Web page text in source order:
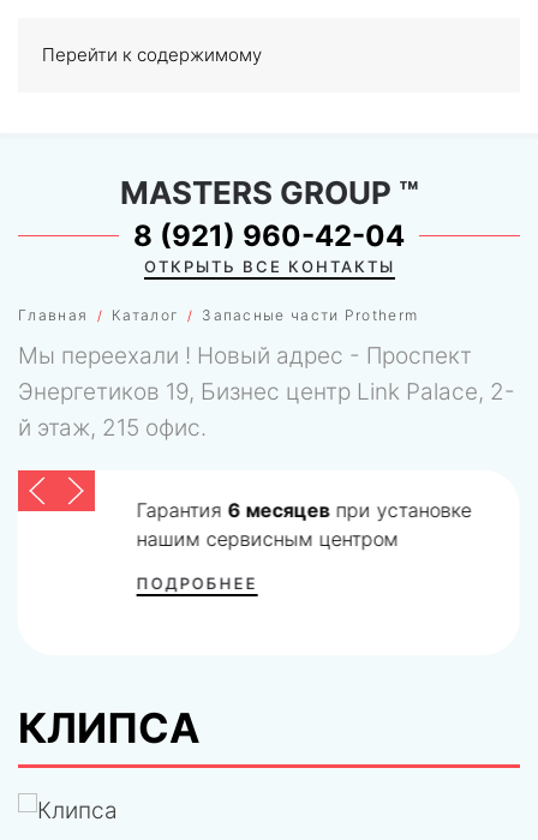
Перейти к содержимому
0
Главная Каталог Запасные части Protherm
MASTERS GROUP ™
8 (921) 960-42-04
ОТКРЫТЬ ВСЕ КОНТАКТЫ
Мы переехали ! Новый адрес - Проспект
Энергетиков 19, Бизнес центр Link Palace, 2-
й этаж, 215 офис.
Гарантия 6 месяцевпри установке
нашим сервисным центром
ПОДРОБНЕЕ
КЛИПСА